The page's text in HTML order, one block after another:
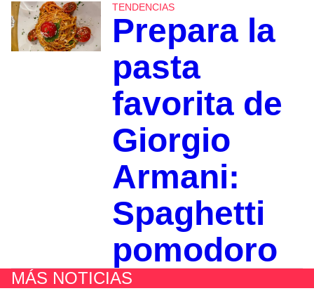
TENDENCIAS
Prepara la
pasta
favorita de
Giorgio
Armani:
Spaghetti
pomodoro
MÁS NOTICIAS